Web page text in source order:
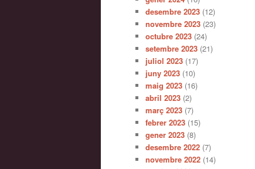
desembre 2023 (12)
novembre 2023 (23)
octubre 2023 (24)
setembre 2023 (21)
juliol 2023 (17)
juny 2023 (10)
maig 2023 (16)
abril 2023 (2)
març 2023 (7)
febrer 2023 (15)
gener 2023 (8)
desembre 2022 (7)
novembre 2022 (14)